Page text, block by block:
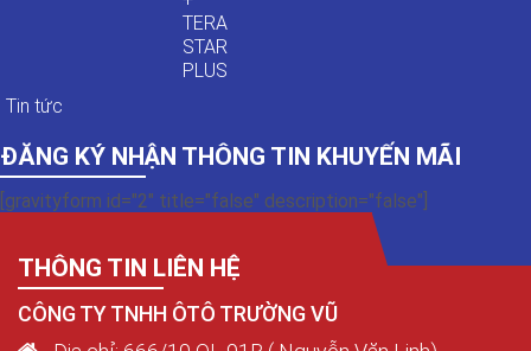
TERA
STAR
PLUS
Tin tức
ĐĂNG KÝ NHẬN THÔNG TIN KHUYẾN MÃI
[gravityform id="2" title="false" description="false"]
THÔNG TIN LIÊN HỆ
CÔNG TY TNHH ÔTÔ TRƯỜNG VŨ